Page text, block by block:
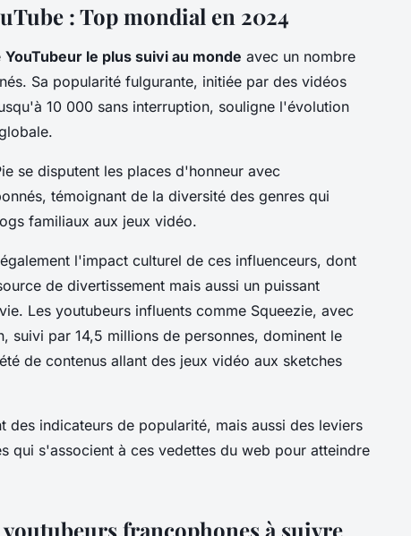
: Top mondial en 2024
YouTubeur le plus suivi au monde avec un nombre
Sa popularité fulgurante, initiée par des vidéos
10 000 sans interruption, souligne l'évolution
se disputent les places d'honneur avec
témoignant de la diversité des genres qui
familiaux aux jeux vidéo.
l'impact culturel de ces influenceurs, dont
de divertissement mais aussi un puissant
Les youtubeurs influents comme Squeezie, avec
suivi par 14,5 millions de personnes, dominent le
de contenus allant des jeux vidéo aux sketches
des indicateurs de popularité, mais aussi des leviers
qui s'associent à ces vedettes du web pour atteindre
francophones à suivre